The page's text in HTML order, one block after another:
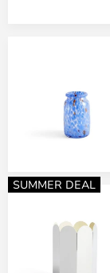
SUMMER DEAL